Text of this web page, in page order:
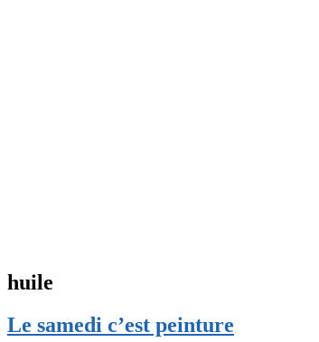
huile
Le samedi c’est peinture